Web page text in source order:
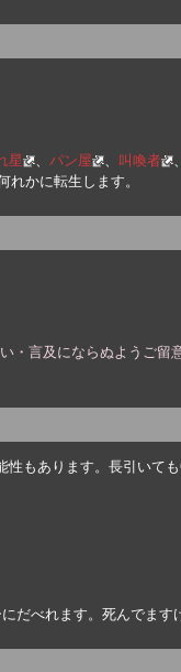
星 、 パン屋 、 叫喚者 、
れかに転生します。
・言及にならぬようご
もあります。長引いて
だべれます。死んでます